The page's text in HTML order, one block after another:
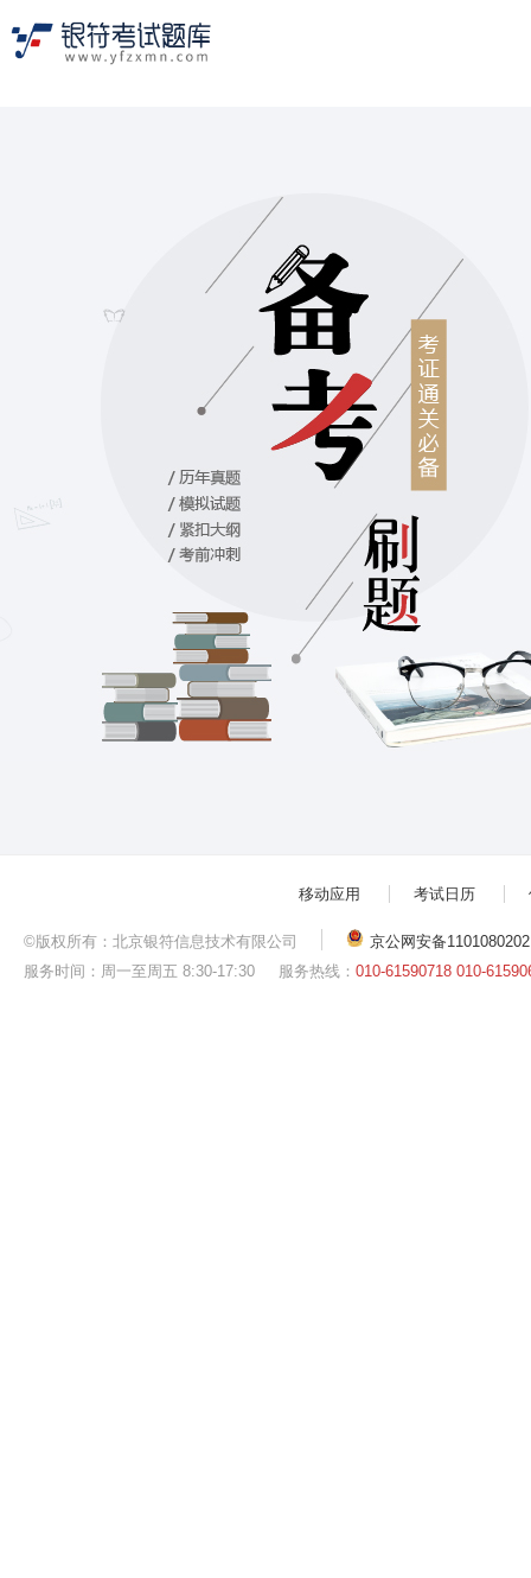
移动应用 考试日历
©版权所有：北京银符信息技术有限公司
京公网安备
服务时间：周一至周五 8:30-17:30 服务热线： 010-61590718 010-